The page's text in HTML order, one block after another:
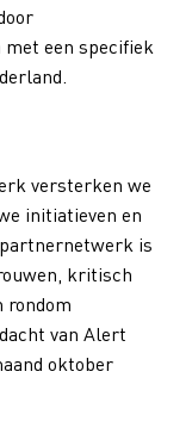
een specifiek
versterken we
initiatieven en
is
kritisch
rondom
van Alert
oktober